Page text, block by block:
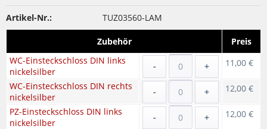
Artikel-Nr.: TUZ03560-LAM
Zubehör
Preis
WC-Einsteckschloss DIN links
nickelsilber
- + 11,00 €
WC-Einsteckschloss DIN rechts
nickelsilber
- + 12,00 €
PZ-Einsteckschloss DIN links
nickelsilber
- + 12,00 €